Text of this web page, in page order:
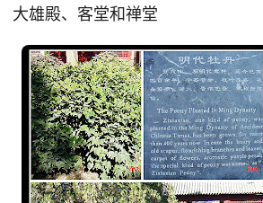
大雄殿、客堂和禅堂